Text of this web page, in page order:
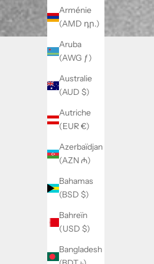
Arménie
(AMD դր.)
Aruba
(AWG ƒ)
Australie
(AUD $)
Autriche
(EUR €)
Azerbaïdjan
(AZN ₼)
Bahamas
(BSD $)
Bahreïn
(USD $)
Bangladesh
l